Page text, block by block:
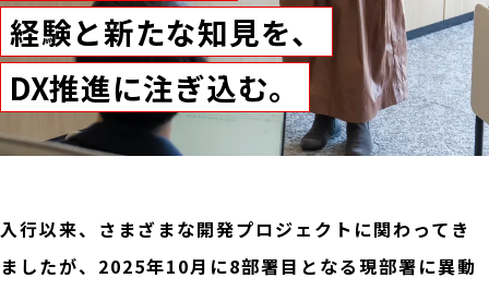
経験と新たな知見を、
DX推進に注ぎ込む。
入行以来、さまざまな開発プロジェクトに関わってき
ましたが、2025年10月に8部署目となる現部署に異動